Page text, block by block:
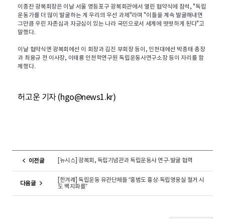
이종찬 광복회장은 이날 서울 영등포구 광복회관에서 열린 협약식에 참석, "독립
운동가를 더 많이 발굴하는 게 우리의 우선 과제"라며 "이들을 계속 발굴해내면
그만큼 우린 자존심과 자긍심이 있는 나라 국민으로서 세계에 떳떳하게 된다"고
말했다.
이날 협약식엔 광복회에선 이 회장과 김진 부회장 등이, 인천대에선 박종태 총장
과 최용규 전 이사장, 이태룡 인천학연구원 독립운동사연구소장 등이 자리를 함
께했다.
허고운 기자 (hgo@news1.kr)
자
프
필
이전글 [뉴시스] 광복회, 독립기념관과 독립운동사 연구·발굴 협력
다음글
[한겨레] 독립운동 유관단체들 “홍범도 흉상·독립영웅실 철거 시
도 백지화를”